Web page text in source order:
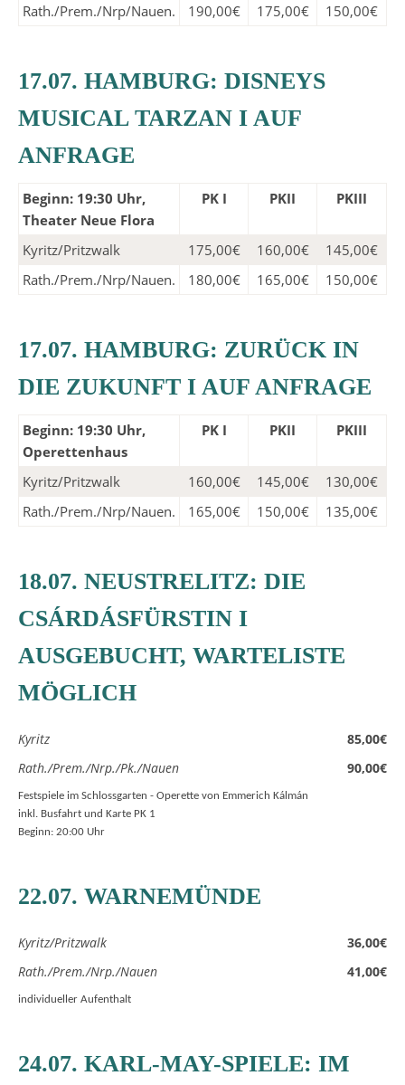
Rath./Prem./Nrp/Nauen.
190,00€ 175,00€ 150,00€
17.07. HAMBURG: DISNEYS
MUSICAL TARZAN I AUF
ANFRAGE
Beginn: 19:30 Uhr,
Theater Neue Flora
PK I PKII PKIII
Kyritz/Pritzwalk 175,00€ 160,00€
145,00€
Rath./Prem./Nrp/Nauen.
180,00€ 165,00€ 150,00€
17.07. HAMBURG: ZURÜCK IN
DIE ZUKUNFT I AUF ANFRAGE
Beginn: 19:30 Uhr,
Operettenhaus
PK I PKII PKIII
Kyritz/Pritzwalk 160,00€ 145,00€
130,00€
Rath./Prem./Nrp/Nauen.
165,00€ 150,00€ 135,00€
18.07. NEUSTRELITZ: DIE
CSÁRDÁSFÜRSTIN I
AUSGEBUCHT, WARTELISTE
MÖGLICH
Kyritz
85,00€
Rath./Prem./Nrp./Pk./Nauen
90,00€
Festspiele im Schlossgarten - Operette von Emmerich Kálmán
inkl. Busfahrt und Karte PK 1
Beginn: 20:00 Uhr
22.07. WARNEMÜNDE
Kyritz/Pritzwalk
36,00€
Rath./Prem./Nrp./Nauen
41,00€
individueller Aufenthalt
24.07. KARL-MAY-SPIELE: IM